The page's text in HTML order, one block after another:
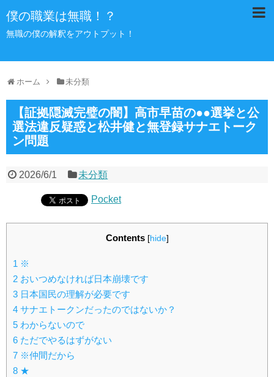
僕の職業は無職！？
無職の僕の解釈をアウトプット！
ホーム 未分類
【証拠隠滅完璧の闇】高市早苗の●●選挙と公
選法違反疑惑と松井健と無登録サナエトーク
ン問題
2026/6/1 未分類
Pocket
Contents [hide]
1 ※
2 おいつめなければ日本崩壊です
3 日本国民の理解が必要です
4 サナエトークンだったのではないか？
5 わからないので
6 ただでやるはずがない
7 ※仲間だから
8 ★